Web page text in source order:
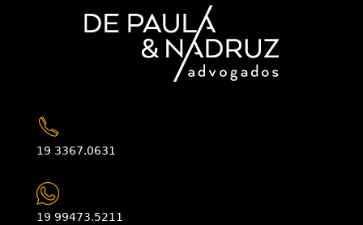
19 3367.0631
19 99473.5211